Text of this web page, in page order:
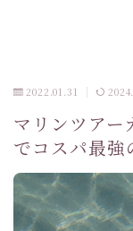
2022.01.31
マリンツアー
でコスパ最強